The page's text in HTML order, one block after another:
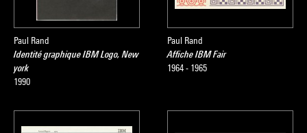
Paul Rand
Identité graphique IBM Logo, New
york
1990
Paul Rand
Affiche IBM Fair
1964 - 1965